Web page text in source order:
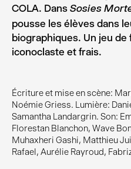
Écriture et mise en scène:
Noémie Griess. Lumière:
Samantha Landargrin. Son:
Florestan Blanchon, Wave
Muhaxheri Gashi, Matthieu
Rafael, Aurélie Rayroud,
COLA. Dans Sosies
pousse les élèves dans
biographiques. Un jeu
iconoclaste et frais.